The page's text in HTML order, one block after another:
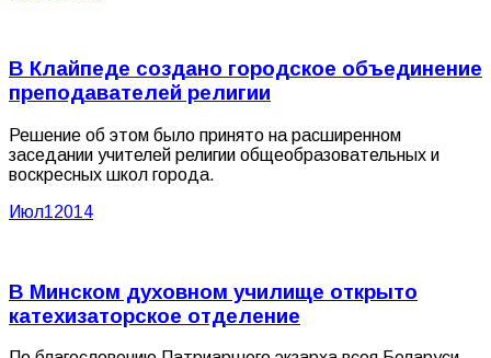
В Клайпеде создано городское объединение
преподавателей религии
Решение об этом было принято на расширенном
заседании учителей религии общеобразовательных и
воскресных школ города.
Июл12014
В Минском духовном училище открыто
катехизаторское отделение